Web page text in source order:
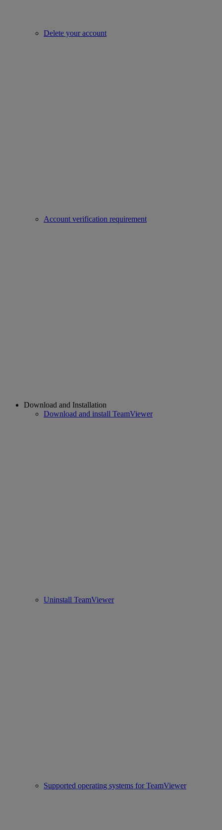
Delete your account
Account verification requirement
Download and Installation
Download and install TeamViewer
Uninstall TeamViewer
Supported operating systems for TeamViewer